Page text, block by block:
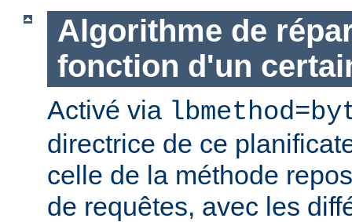
Algorithme de
fonction d'un
Activé via
directrice de ce
celle de la méthode
de requêtes, avec les